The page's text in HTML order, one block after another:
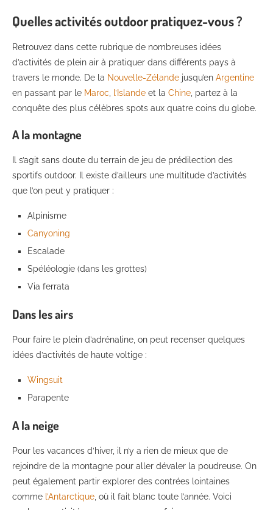
Quelles activités outdoor pratiquez-vous ?
Retrouvez dans cette rubrique de nombreuses idées
d’activités de plein air à pratiquer dans différents pays à
travers le monde. De la Nouvelle-Zélande jusqu’en Argentine
en passant par le Maroc, l’Islande et la Chine, partez à la
conquête des plus célèbres spots aux quatre coins du globe.
A la montagne
Il s’agit sans doute du terrain de jeu de prédilection des
sportifs outdoor. Il existe d’ailleurs une multitude d’activités
que l’on peut y pratiquer :
Alpinisme
Canyoning
Escalade
Spéléologie (dans les grottes)
Via ferrata
Dans les airs
Pour faire le plein d’adrénaline, on peut recenser quelques
idées d’activités de haute voltige :
Wingsuit
Parapente
A la neige
Pour les vacances d’hiver, il n’y a rien de mieux que de
rejoindre de la montagne pour aller dévaler la poudreuse. On
peut également partir explorer des contrées lointaines
comme l’Antarctique, où il fait blanc toute l’année. Voici